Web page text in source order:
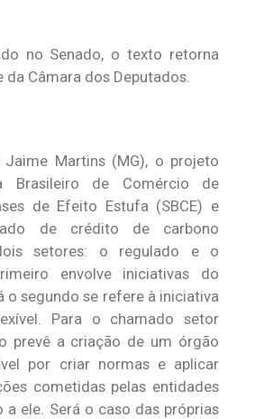
no Senado, o texto retorna
da Câmara dos Deputados.
Jaime Martins (MG), o projeto
Brasileiro de Comércio de
de Efeito Estufa (SBCE) e
de crédito de carbono
setores: o regulado e o
envolve iniciativas do
o segundo se refere à iniciativa
Para o chamado setor
prevê a criação de um órgão
por criar normas e aplicar
cometidas pelas entidades
a ele. Será o caso das próprias